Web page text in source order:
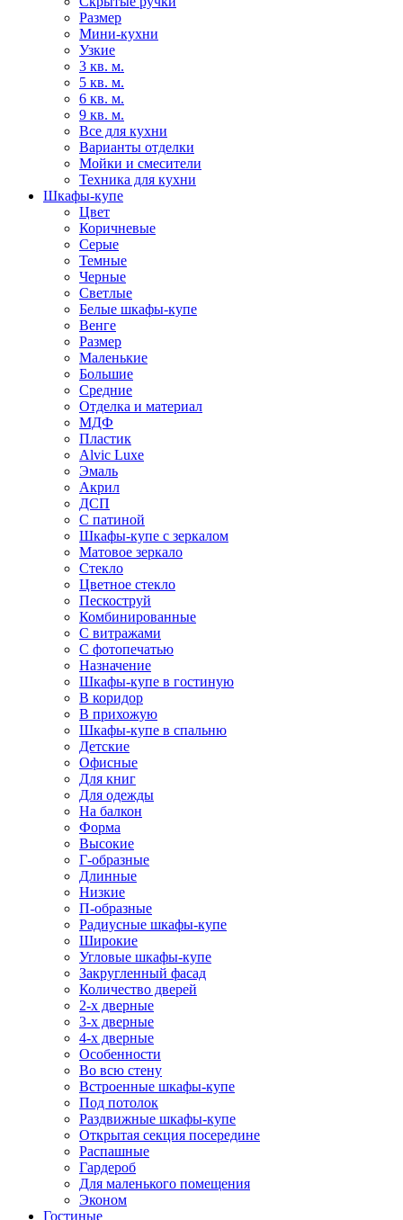
Размер
Мини-кухни
Узкие
3 кв. м.
5 кв. м.
6 кв. м.
9 кв. м.
Все для кухни
Варианты отделки
Мойки и смесители
Техника для кухни
Шкафы-купе
Цвет
Коричневые
Серые
Темные
Черные
Светлые
Белые шкафы-купе
Венге
Размер
Маленькие
Большие
Средние
Отделка и материал
МДФ
Пластик
Alvic Luxe
Эмаль
Акрил
ДСП
С патиной
Шкафы-купе с зеркалом
Матовое зеркало
Стекло
Цветное стекло
Пескоструй
Комбинированные
С витражами
С фотопечатью
Назначение
Шкафы-купе в гостиную
В коридор
В прихожую
Шкафы-купе в спальню
Детские
Офисные
Для книг
Для одежды
На балкон
Форма
Высокие
Г-образные
Длинные
Низкие
П-образные
Радиусные шкафы-купе
Широкие
Угловые шкафы-купе
Закругленный фасад
Количество дверей
2-х дверные
3-х дверные
4-х дверные
Особенности
Во всю стену
Встроенные шкафы-купе
Под потолок
Раздвижные шкафы-купе
Открытая секция посередине
Распашные
Гардероб
Для маленького помещения
Эконом
Гостиные